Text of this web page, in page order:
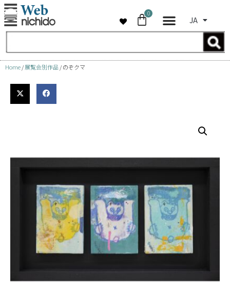
コ
テ
ン
ス
0
JA
Home/展覧会別作品 / のぞクマ